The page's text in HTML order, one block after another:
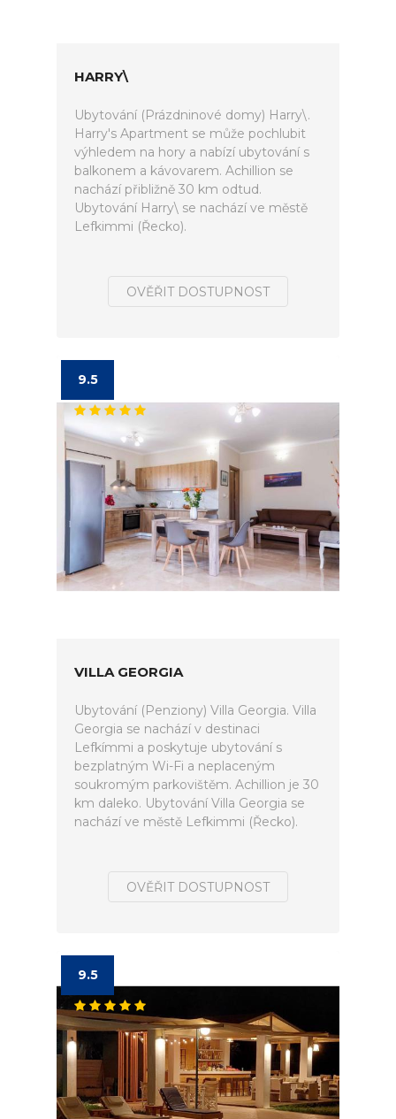
HARRY\
Ubytování (Prázdninové domy) Harry\.
Harry's Apartment se může pochlubit
výhledem na hory a nabízí ubytování s
balkonem a kávovarem. Achillion se
nachází přibližně 30 km odtud.
Ubytování Harry\ se nachází ve městě
Lefkimmi (Řecko).
OVĚŘIT DOSTUPNOST
9.5
VILLA GEORGIA
Ubytování (Penziony) Villa Georgia. Villa
Georgia se nachází v destinaci
Lefkímmi a poskytuje ubytování s
bezplatným Wi-Fi a neplaceným
soukromým parkovištěm. Achillion je 30
km daleko. Ubytování Villa Georgia se
nachází ve městě Lefkimmi (Řecko).
OVĚŘIT DOSTUPNOST
9.5